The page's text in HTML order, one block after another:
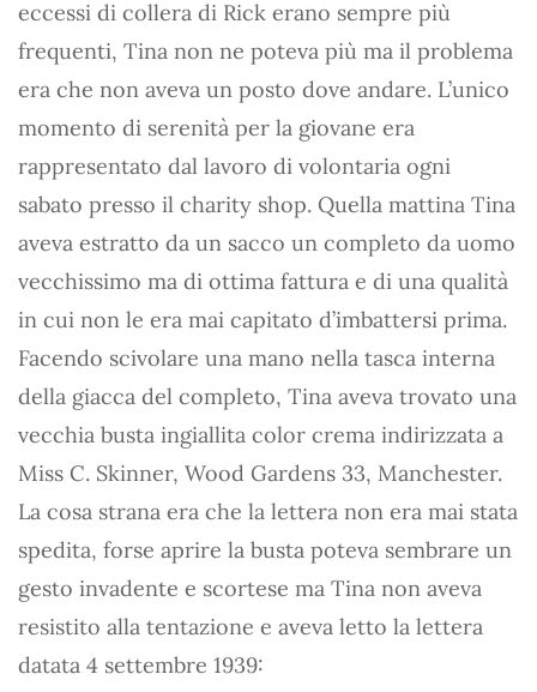
eccessi di collera di Rick erano sempre più
frequenti, Tina non ne poteva più ma il problema
era che non aveva un posto dove andare. L’unico
momento di serenità per la giovane era
rappresentato dal lavoro di volontaria ogni
sabato presso il charity shop. Quella mattina Tina
aveva estratto da un sacco un completo da uomo
vecchissimo ma di ottima fattura e di una qualità
in cui non le era mai capitato d’imbattersi prima.
Facendo scivolare una mano nella tasca interna
della giacca del completo, Tina aveva trovato una
vecchia busta ingiallita color crema indirizzata a
Miss C. Skinner, Wood Gardens 33, Manchester.
La cosa strana era che la lettera non era mai stata
spedita, forse aprire la busta poteva sembrare un
gesto invadente e scortese ma Tina non aveva
resistito alla tentazione e aveva letto la lettera
datata 4 settembre 1939: